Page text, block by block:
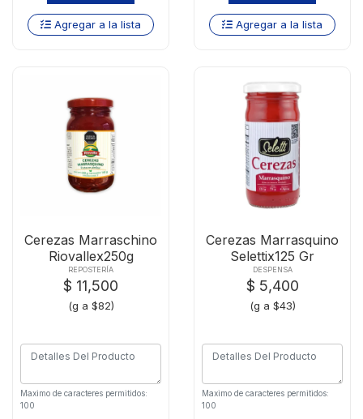
Agregar a la lista Agregar a la lista
Cerezas Marraschino
Riovallex250g
REPOSTERÍA
$ 11,500
(g a $82)
Maximo de caracteres permitidos:
100
Cerezas Marrasquino
Selettix125 Gr
DESPENSA
$ 5,400
(g a $43)
Maximo de caracteres permitidos:
100